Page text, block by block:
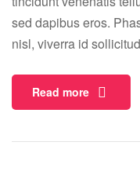
sed dapibus eros.
nisl, viverra id
Read more